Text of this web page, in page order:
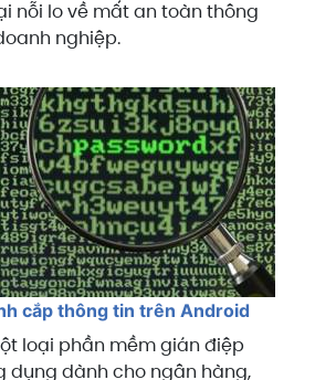
nỗi lo về mất an toàn thông
nghiệp.
cắp thông tin trên Android
loại phần mềm gián điệp
dụng dành cho ngân hàng,